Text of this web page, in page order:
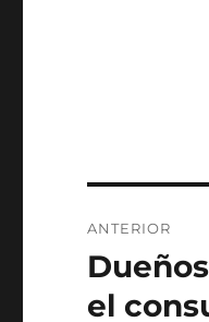
de
entradas
ANTERIOR
Entrada
anterior:
el